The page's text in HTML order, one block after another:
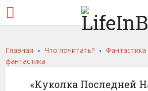
Главная .Что почитать? .Фантастика
фантастика
«Куколка Последней